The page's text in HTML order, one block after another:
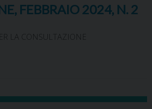
FEBBRAIO 2024, N. 2
LA CONSULTAZIONE